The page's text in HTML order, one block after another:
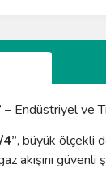
Endüstriyel ve
, büyük ölçekli
akışını